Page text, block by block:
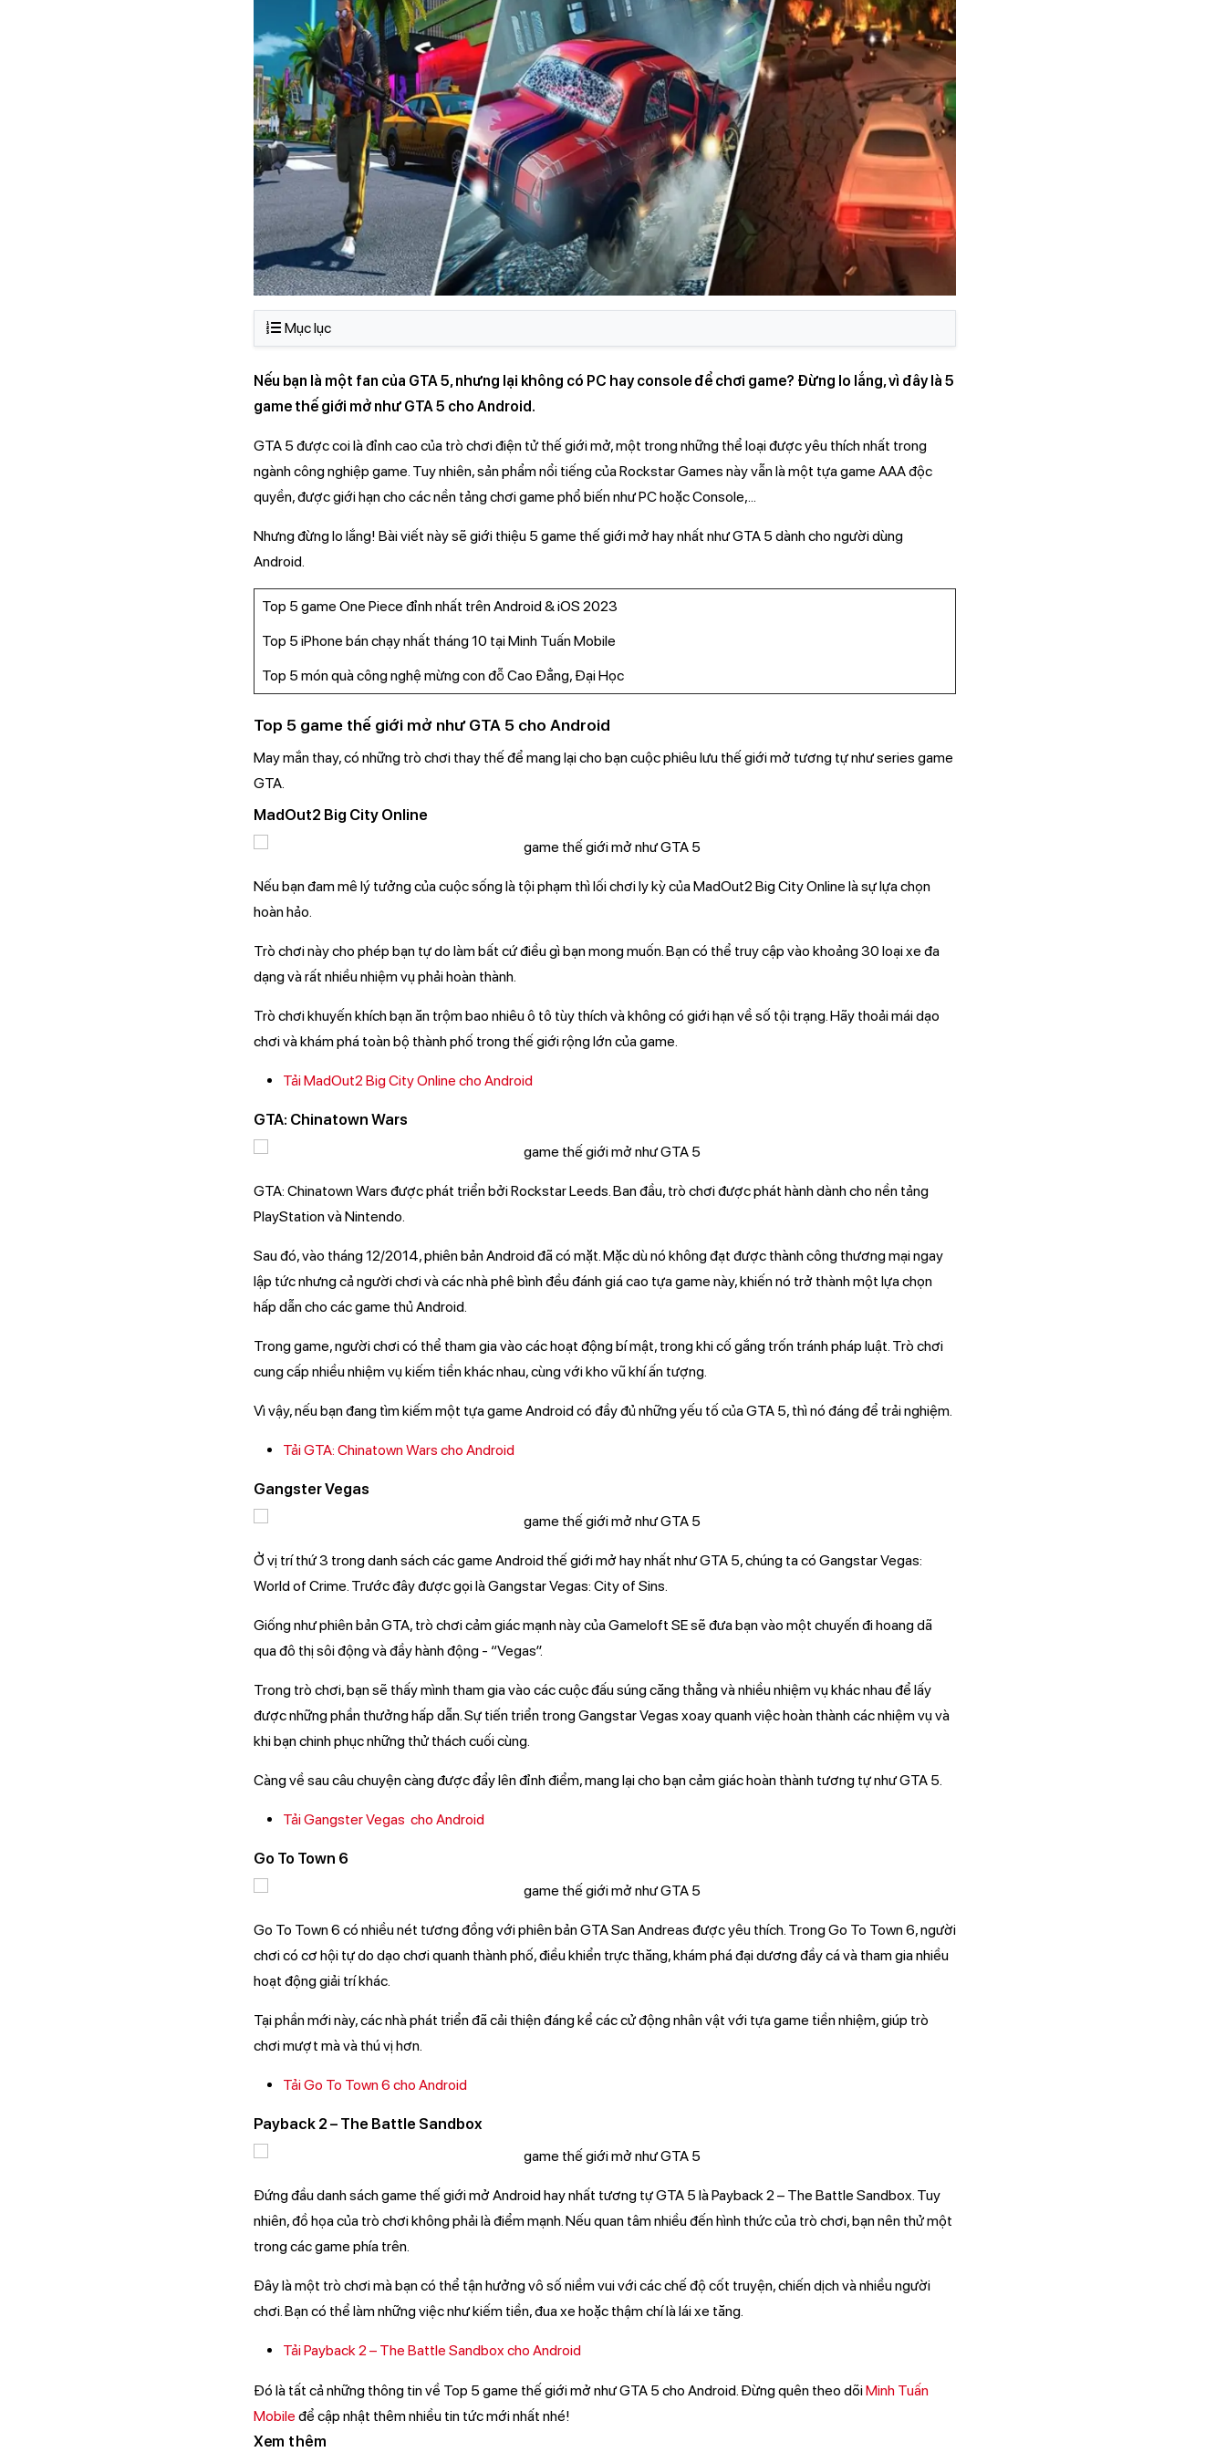
Mục lục
Nếu bạn là một fan của GTA 5, nhưng lại không có PC hay console để chơi game? Đừng lo lắng, vì đây là 5
game thế giới mở như GTA 5 cho Android.
GTA 5 được coi là đỉnh cao của trò chơi điện tử thế giới mở, một trong những thể loại được yêu thích nhất trong
ngành công nghiệp game. Tuy nhiên, sản phẩm nổi tiếng của Rockstar Games này vẫn là một tựa game AAA độc
quyền, được giới hạn cho các nền tảng chơi game phổ biến như PC hoặc Console,...
Nhưng đừng lo lắng! Bài viết này sẽ giới thiệu 5 game thế giới mở hay nhất như GTA 5 dành cho người dùng
Android.
Top 5 game One Piece đỉnh nhất trên Android & iOS 2023
Top 5 iPhone bán chạy nhất tháng 10 tại Minh Tuấn Mobile
Top 5 món quà công nghệ mừng con đỗ Cao Đẳng, Đại Học
Top 5 game thế giới mở như GTA 5 cho Android
May mắn thay, có những trò chơi thay thế để mang lại cho bạn cuộc phiêu lưu thế giới mở tương tự như series game
GTA.
MadOut2 Big City Online
Nếu bạn đam mê lý tưởng của cuộc sống là tội phạm thì lối chơi ly kỳ của MadOut2 Big City Online là sự lựa chọn
hoàn hảo.
Trò chơi này cho phép bạn tự do làm bất cứ điều gì bạn mong muốn. Bạn có thể truy cập vào khoảng 30 loại xe đa
dạng và rất nhiều nhiệm vụ phải hoàn thành.
Trò chơi khuyến khích bạn ăn trộm bao nhiêu ô tô tùy thích và không có giới hạn về số tội trạng. Hãy thoải mái dạo
chơi và khám phá toàn bộ thành phố trong thế giới rộng lớn của game.
Tải MadOut2 Big City Online cho Android
GTA: Chinatown Wars
GTA: Chinatown Wars được phát triển bởi Rockstar Leeds. Ban đầu, trò chơi được phát hành dành cho nền tảng
PlayStation và Nintendo.
Sau đó, vào tháng 12/2014, phiên bản Android đã có mặt. Mặc dù nó không đạt được thành công thương mại ngay
lập tức nhưng cả người chơi và các nhà phê bình đều đánh giá cao tựa game này, khiến nó trở thành một lựa chọn
hấp dẫn cho các game thủ Android.
Trong game, người chơi có thể tham gia vào các hoạt động bí mật, trong khi cố gắng trốn tránh pháp luật. Trò chơi
cung cấp nhiều nhiệm vụ kiếm tiền khác nhau, cùng với kho vũ khí ấn tượng.
Vì vậy, nếu bạn đang tìm kiếm một tựa game Android có đầy đủ những yếu tố của GTA 5, thì nó đáng để trải nghiệm.
Tải GTA: Chinatown Wars cho Android
Gangster Vegas
Ở vị trí thứ 3 trong danh sách các game Android thế giới mở hay nhất như GTA 5, chúng ta có Gangstar Vegas:
World of Crime. Trước đây được gọi là Gangstar Vegas: City of Sins.
Giống như phiên bản GTA, trò chơi cảm giác mạnh này của Gameloft SE sẽ đưa bạn vào một chuyến đi hoang dã
qua đô thị sôi động và đầy hành động - “Vegas”.
Trong trò chơi, bạn sẽ thấy mình tham gia vào các cuộc đấu súng căng thẳng và nhiều nhiệm vụ khác nhau để lấy
được những phần thưởng hấp dẫn. Sự tiến triển trong Gangstar Vegas xoay quanh việc hoàn thành các nhiệm vụ và
khi bạn chinh phục những thử thách cuối cùng.
Càng về sau câu chuyện càng được đẩy lên đỉnh điểm, mang lại cho bạn cảm giác hoàn thành tương tự như GTA 5.
Tải Gangster Vegas cho Android
Go To Town 6
Go To Town 6 có nhiều nét tương đồng với phiên bản GTA San Andreas được yêu thích. Trong Go To Town 6, người
chơi có cơ hội tự do dạo chơi quanh thành phố, điều khiển trực thăng, khám phá đại dương đầy cá và tham gia nhiều
hoạt động giải trí khác.
Tại phần mới này, các nhà phát triển đã cải thiện đáng kể các cử động nhân vật với tựa game tiền nhiệm, giúp trò
chơi mượt mà và thú vị hơn.
Tải Go To Town 6 cho Android
Payback 2 – The Battle Sandbox
Đứng đầu danh sách game thế giới mở Android hay nhất tương tự GTA 5 là Payback 2 – The Battle Sandbox. Tuy
nhiên, đồ họa của trò chơi không phải là điểm mạnh. Nếu quan tâm nhiều đến hình thức của trò chơi, bạn nên thử một
trong các game phía trên.
Đây là một trò chơi mà bạn có thể tận hưởng vô số niềm vui với các chế độ cốt truyện, chiến dịch và nhiều người
chơi. Bạn có thể làm những việc như kiếm tiền, đua xe hoặc thậm chí là lái xe tăng.
Tải Payback 2 – The Battle Sandbox cho Android
Đó là tất cả những thông tin về Top 5 game thế giới mở như GTA 5 cho Android. Đừng quên theo dõiMinh Tuấn
Mobile để cập nhật thêm nhiều tin tức mới nhất nhé!
Xem thêm